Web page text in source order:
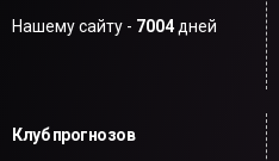
Нашему сайту - 7004дней
Клуб прогнозов